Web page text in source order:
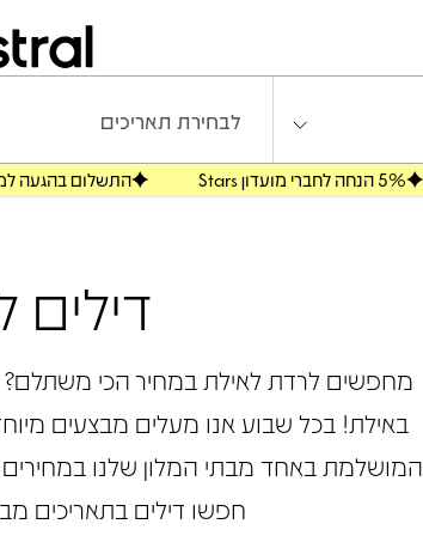
דילים
מחפשים לרדת לאילת במחיר הכי
באילת! בכל שבוע אנו מעלים מבצעים
המושלמת באחד מבתי המלון שלנו במחירים
חפשו דילים בתאריכים
לבחירת תאריכים
5% הנחה לחברי מועדון Stars התשלום בהגעה